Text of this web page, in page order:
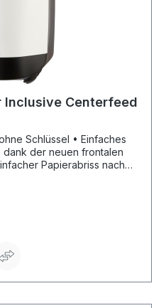
Inclusive Centerfeed
• Einfaches
dank der neuen frontalen